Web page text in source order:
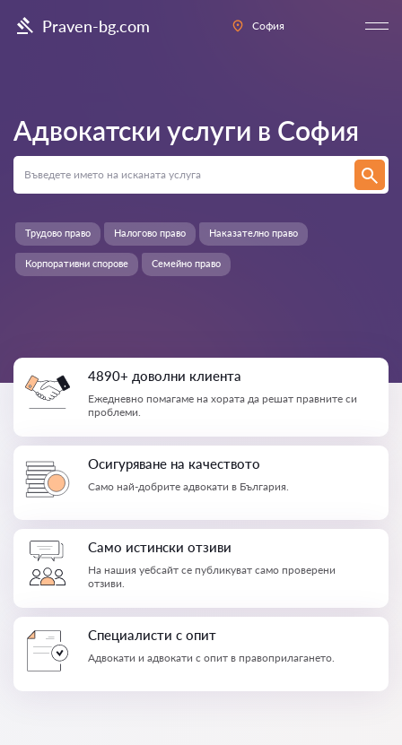
Praven-bg.com София
Адвокатски услуги в София
Семейно право
Трудово право Налогово право Наказателно право
Корпоративни спорове
4890+ доволни клиента
Ежедневно помагаме на хората да решат правните си
проблеми.
Осигуряване на качеството
Само най-добрите адвокати в България.
Само истински отзиви
На нашия уебсайт се публикуват само проверени
отзиви.
Специалисти с опит
Адвокати и адвокати с опит в правоприлагането.